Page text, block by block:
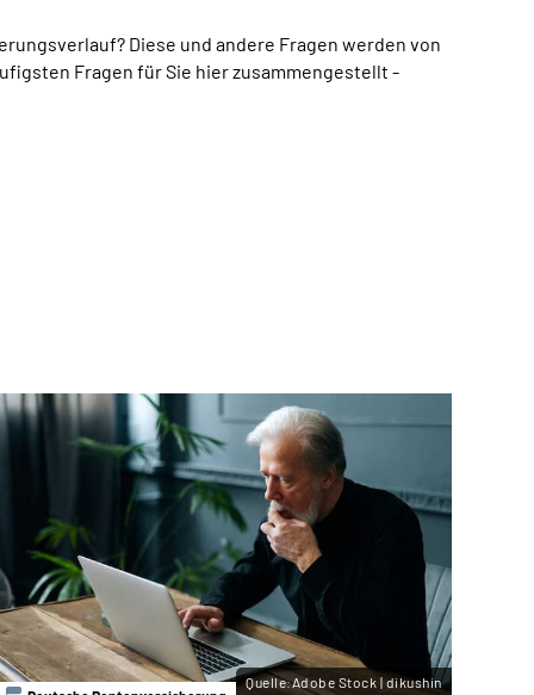
Diese und andere Fragen werden von
Fragen für Sie hier zusammengestellt -
Quelle:Adobe Stock | dikushin